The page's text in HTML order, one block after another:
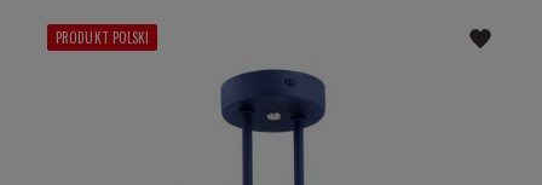
PRODUKT POLSKI